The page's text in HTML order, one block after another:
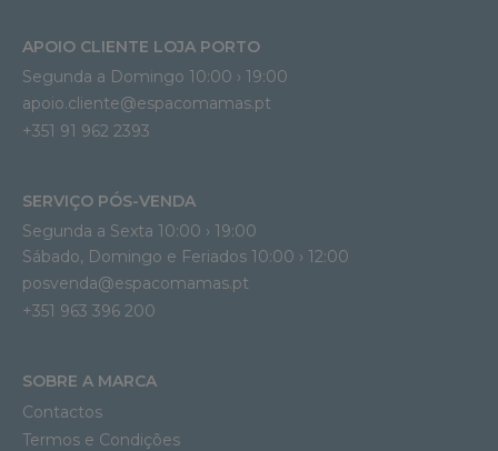
APOIO CLIENTE LOJA PORTO
Segunda a Domingo 10:00 › 19:00
apoio.cliente@espacomamas.pt
+351 91 962 2393
SERVIÇO PÓS-VENDA
Segunda a Sexta 10:00 › 19:00
Sábado, Domingo e Feriados 10:00 › 12:00
posvenda@espacomamas.pt
+351 963 396 200
SOBRE A MARCA
Contactos
Termos e Condições